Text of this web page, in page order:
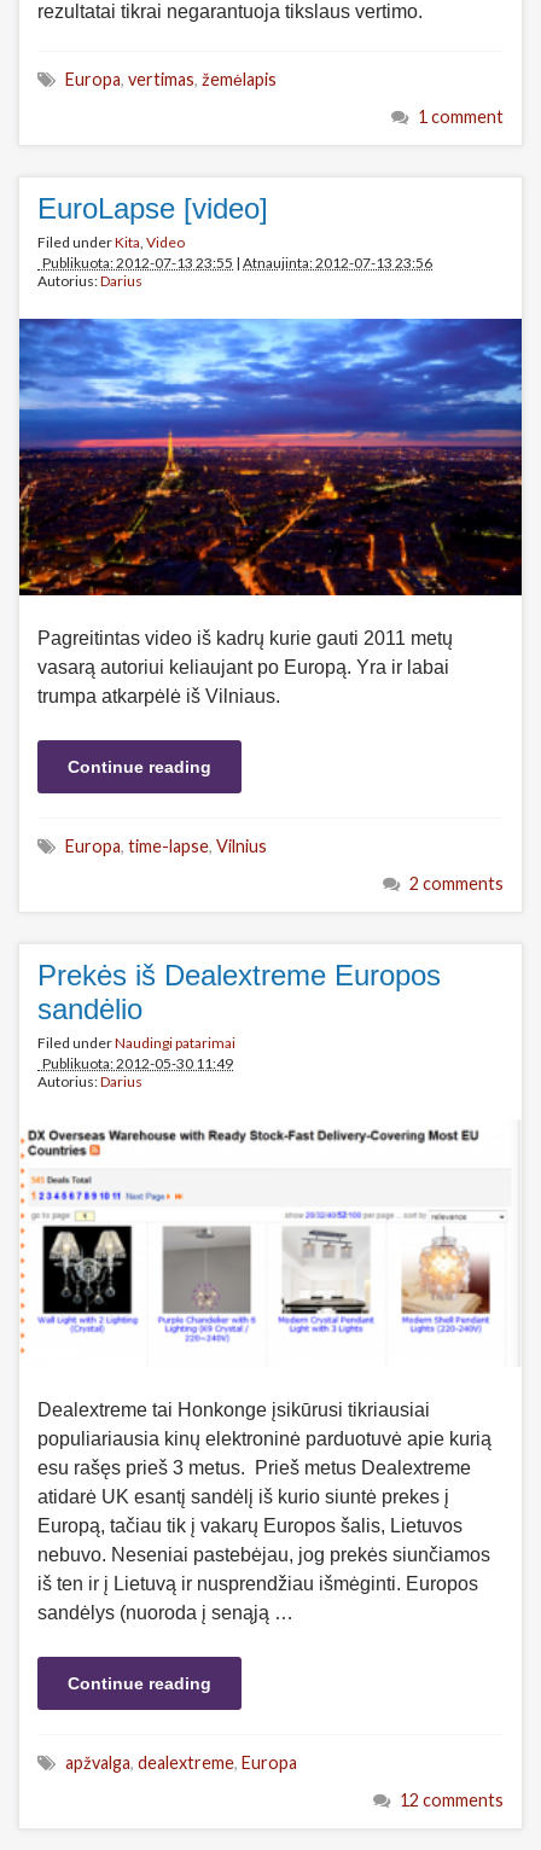
rezultatai tikrai negarantuoja tikslaus vertimo.
Europa, vertimas, žemėlapis
1 comment
EuroLapse [video]
Filed underKita, Video
Publikuota: 2012-07-13 23:55 | Atnaujinta: 2012-07-13 23:56
Autorius:Darius
Pagreitintas video iš kadrų kurie gauti 2011 metų
vasarą autoriui keliaujant po Europą. Yra ir labai
trumpa atkarpėlė iš Vilniaus.
Continue reading
Europa, time-lapse, Vilnius
2 comments
Prekės iš Dealextreme Europos
sandėlio
Filed underNaudingi patarimai
Publikuota: 2012-05-30 11:49
Autorius:Darius
Dealextreme tai Honkonge įsikūrusi tikriausiai
populiariausia kinų elektroninė parduotuvė apie kurią
esu rašęs prieš 3 metus. Prieš metus Dealextreme
atidarė UK esantį sandėlį iš kurio siuntė prekes į
Europą, tačiau tik į vakarų Europos šalis, Lietuvos
nebuvo. Neseniai pastebėjau, jog prekės siunčiamos
iš ten ir į Lietuvą ir nusprendžiau išmėginti. Europos
sandėlys (nuoroda į senąją …
Continue reading
apžvalga, dealextreme, Europa
12 comments